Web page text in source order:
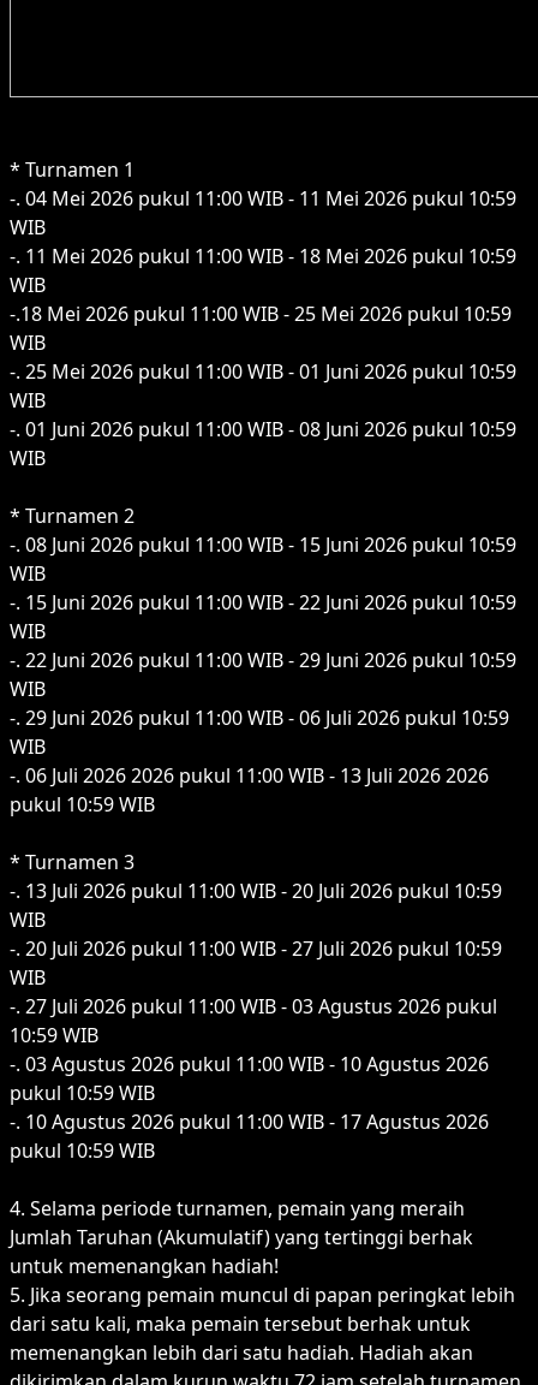
* Turnamen 1
-. 04 Mei 2026 pukul 11:00 WIB - 11 Mei 2026 pukul 10:59
WIB
-. 11 Mei 2026 pukul 11:00 WIB - 18 Mei 2026 pukul 10:59
WIB
-.18 Mei 2026 pukul 11:00 WIB - 25 Mei 2026 pukul 10:59
WIB
-. 25 Mei 2026 pukul 11:00 WIB - 01 Juni 2026 pukul 10:59
WIB
-. 01 Juni 2026 pukul 11:00 WIB - 08 Juni 2026 pukul 10:59
WIB
* Turnamen 2
-. 08 Juni 2026 pukul 11:00 WIB - 15 Juni 2026 pukul 10:59
WIB
-. 15 Juni 2026 pukul 11:00 WIB - 22 Juni 2026 pukul 10:59
WIB
-. 22 Juni 2026 pukul 11:00 WIB - 29 Juni 2026 pukul 10:59
WIB
-. 29 Juni 2026 pukul 11:00 WIB - 06 Juli 2026 pukul 10:59
WIB
-. 06 Juli 2026 2026 pukul 11:00 WIB - 13 Juli 2026 2026
pukul 10:59 WIB
* Turnamen 3
-. 13 Juli 2026 pukul 11:00 WIB - 20 Juli 2026 pukul 10:59
WIB
-. 20 Juli 2026 pukul 11:00 WIB - 27 Juli 2026 pukul 10:59
WIB
-. 27 Juli 2026 pukul 11:00 WIB - 03 Agustus 2026 pukul
10:59 WIB
-. 03 Agustus 2026 pukul 11:00 WIB - 10 Agustus 2026
pukul 10:59 WIB
-. 10 Agustus 2026 pukul 11:00 WIB - 17 Agustus 2026
pukul 10:59 WIB
4. Selama periode turnamen, pemain yang meraih
Jumlah Taruhan (Akumulatif) yang tertinggi berhak
untuk memenangkan hadiah!
5. Jika seorang pemain muncul di papan peringkat lebih
dari satu kali, maka pemain tersebut berhak untuk
memenangkan lebih dari satu hadiah. Hadiah akan